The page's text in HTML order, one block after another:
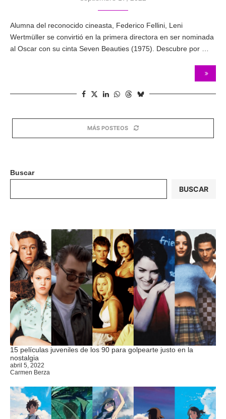
Alumna del reconocido cineasta, Federico Fellini, Leni
Wertmüller se convirtió en la primera directora en ser nominada
al Oscar con su cinta Seven Beauties (1975). Descubre por …
MÁS POSTEOS
Buscar
BUSCAR
15 películas juveniles de los 90 para golpearte justo en la
nostalgia
abril 5, 2022
Carmen Berza